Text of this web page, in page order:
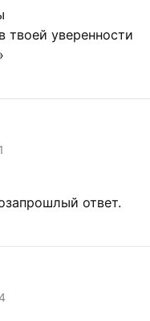
твоей уверенности
ответ.